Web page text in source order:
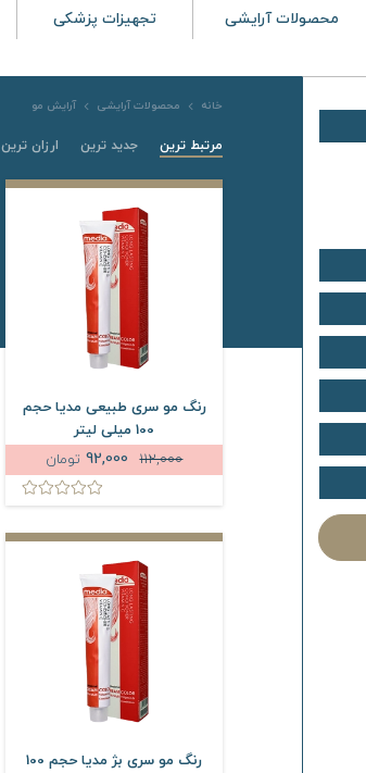
محصولات آرایشی تجهیزات پزشکی
خانه محصولات آرایشی آرایش مو
مرتبط ترین جدید ترین ارزان ترین
رنگ مو سری طبیعی مدیا حجم
100 میلی لیتر
112,000
تومان
رنگ مو سری بژ مدیا حجم 100